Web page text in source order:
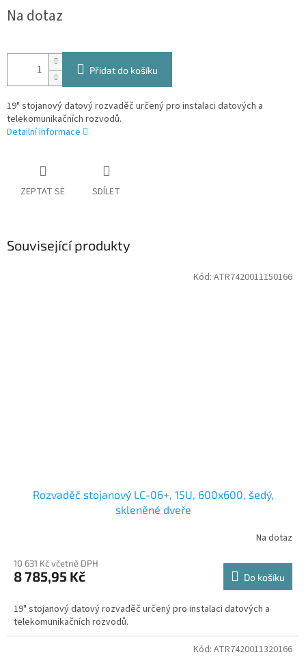
cena:
Na dotaz
Přidat do košíku
19" stojanový datový rozvaděč určený pro instalaci datových a
telekomunikačních rozvodů.
Detailní informace
ZEPTAT SE SDÍLET
Související produkty
Rozvaděč stojanový LC-06+, 15U, 600x600, šedý,
skleněné dveře
Na dotaz
10 631 Kč včetně DPH
8 785,95 Kč Do košíku
19" stojanový datový rozvaděč určený pro instalaci datových a
telekomunikačních rozvodů.
Kód: ATR7420011150166
Kód: ATR7420011320166